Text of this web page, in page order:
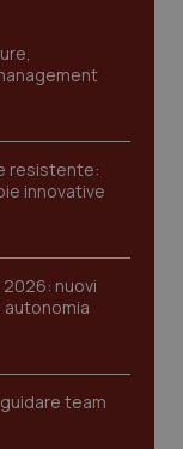
resistente:
innovative
nuovi
team
di